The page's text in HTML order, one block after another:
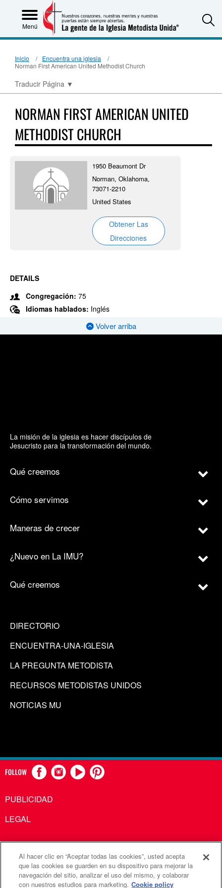
Menú
Inicio
Encuentra una iglesia
Norman First American United Methodist Church
Traducir Página ▼
NORMAN FIRST AMERICAN UNITED
METHODIST CHURCH
1950 Beaumont Dr
Norman, Oklahoma,
73071-2210
United States
Obtener Las
Direcciones
DETAILS
Congregación: 75
Idiomas hablados: Inglés
Volver arriba
La misión de la iglesia es hacer discípulos de
Jesucristo para la transformación del mundo.
Qué creemos
Cómo servimos
Maneras de crecer
¿Nuevo en La IMU?
Qué creemos
DIRECTORIO
ENCUENTRA-UNA-IGLESIA
LA PREGUNTA METODISTA
RECURSOS METODISTAS UNIDOS
NOTICIAS MU
FOLLOW
PUBLICIDAD
LEGAL
Comunicaciones Metodistas Unidas es una agencia de la
Iglesia Metodista Unida
Al hacer clic en “Aceptar todas las cookies”, usted acepta
que las cookies se guarden en su dispositivo para mejorar la
navegación del sitio, analizar el uso del mismo, y colaborar
con nuestros estudios para marketing. Cookie policy